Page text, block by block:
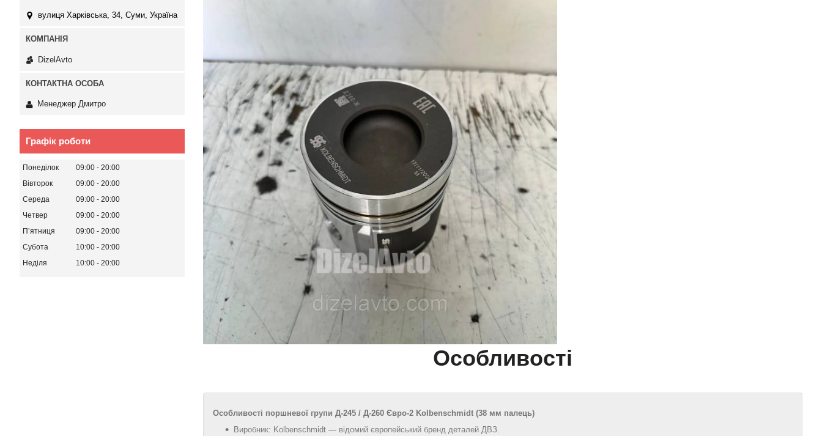
Особливості
Особливості поршневої групи Д‑245 / Д‑260 Євро‑2 Kolbenschmidt (38 мм палець)
Виробник: Kolbenschmidt — відомий європейський бренд деталей ДВЗ.
вулиця Харківська, 34, Суми, Україна
DizelAvto
Менеджер Дмитро
Графік роботи
Понеділок 09:00
20:00
Вівторок
09:00
20:00
Середа
09:00
20:00
Четвер
09:00
20:00
Пʼятниця
09:00
20:00
Субота
10:00
20:00
Неділя
10:00 20:00